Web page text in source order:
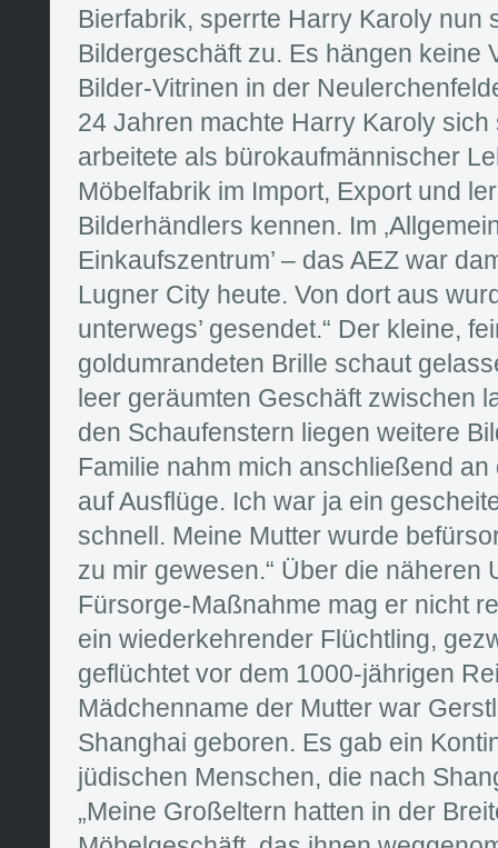
Bierfabrik, sperrte Harry Karoly nun
Bildergeschäft zu. Es hängen keine
Bilder-Vitrinen in der
24 Jahren machte Harry Karoly sich
arbeitete als bürokaufmännischer
Möbelfabrik im Import, Export und
Bilderhändlers kennen. Im
Einkaufszentrum’ – das AEZ war
Lugner City heute. Von dort aus
unterwegs’ gesendet.“ Der kleine,
goldumrandeten Brille schaut
leer geräumten Geschäft zwischen
den Schaufenstern liegen weitere
Familie nahm mich anschließend
auf Ausflüge. Ich war ja ein
schnell. Meine Mutter wurde
zu mir gewesen.“ Über die näheren
Fürsorge-Maßnahme mag er nicht
ein wiederkehrender Flüchtling,
geflüchtet vor dem 1000-jährigen
Mädchenname der Mutter war
Shanghai geboren. Es gab ein
jüdischen Menschen, die nach
„Meine Großeltern hatten in der